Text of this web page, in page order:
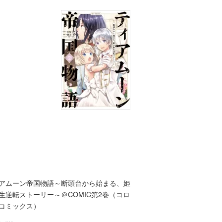
ムーン帝国物語～断頭台から始まる、姫
逆転ストーリー～＠COMIC第2巻（コロ
ミックス）